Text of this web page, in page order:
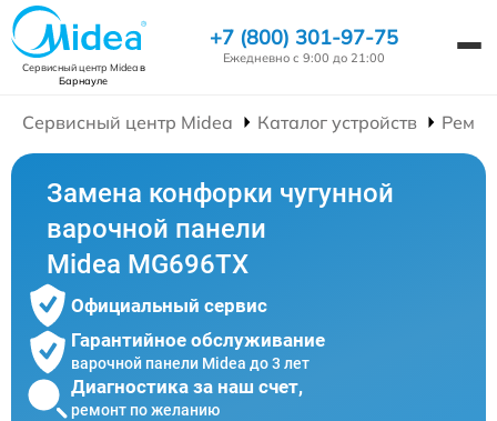
Сервисный центр Mideaв
Барнауле
+7 (800) 301-97-75
Ежедневно с 9:00 до 21:00
Сервисный центр Midea Каталог устройств
Замена конфорки чугунной
варочной панели
Midea MG696TX
Официальный сервис
Гарантийное обслуживание
варочной панели Midea до 3 лет
Диагностика за наш счет,
ремонт по желанию